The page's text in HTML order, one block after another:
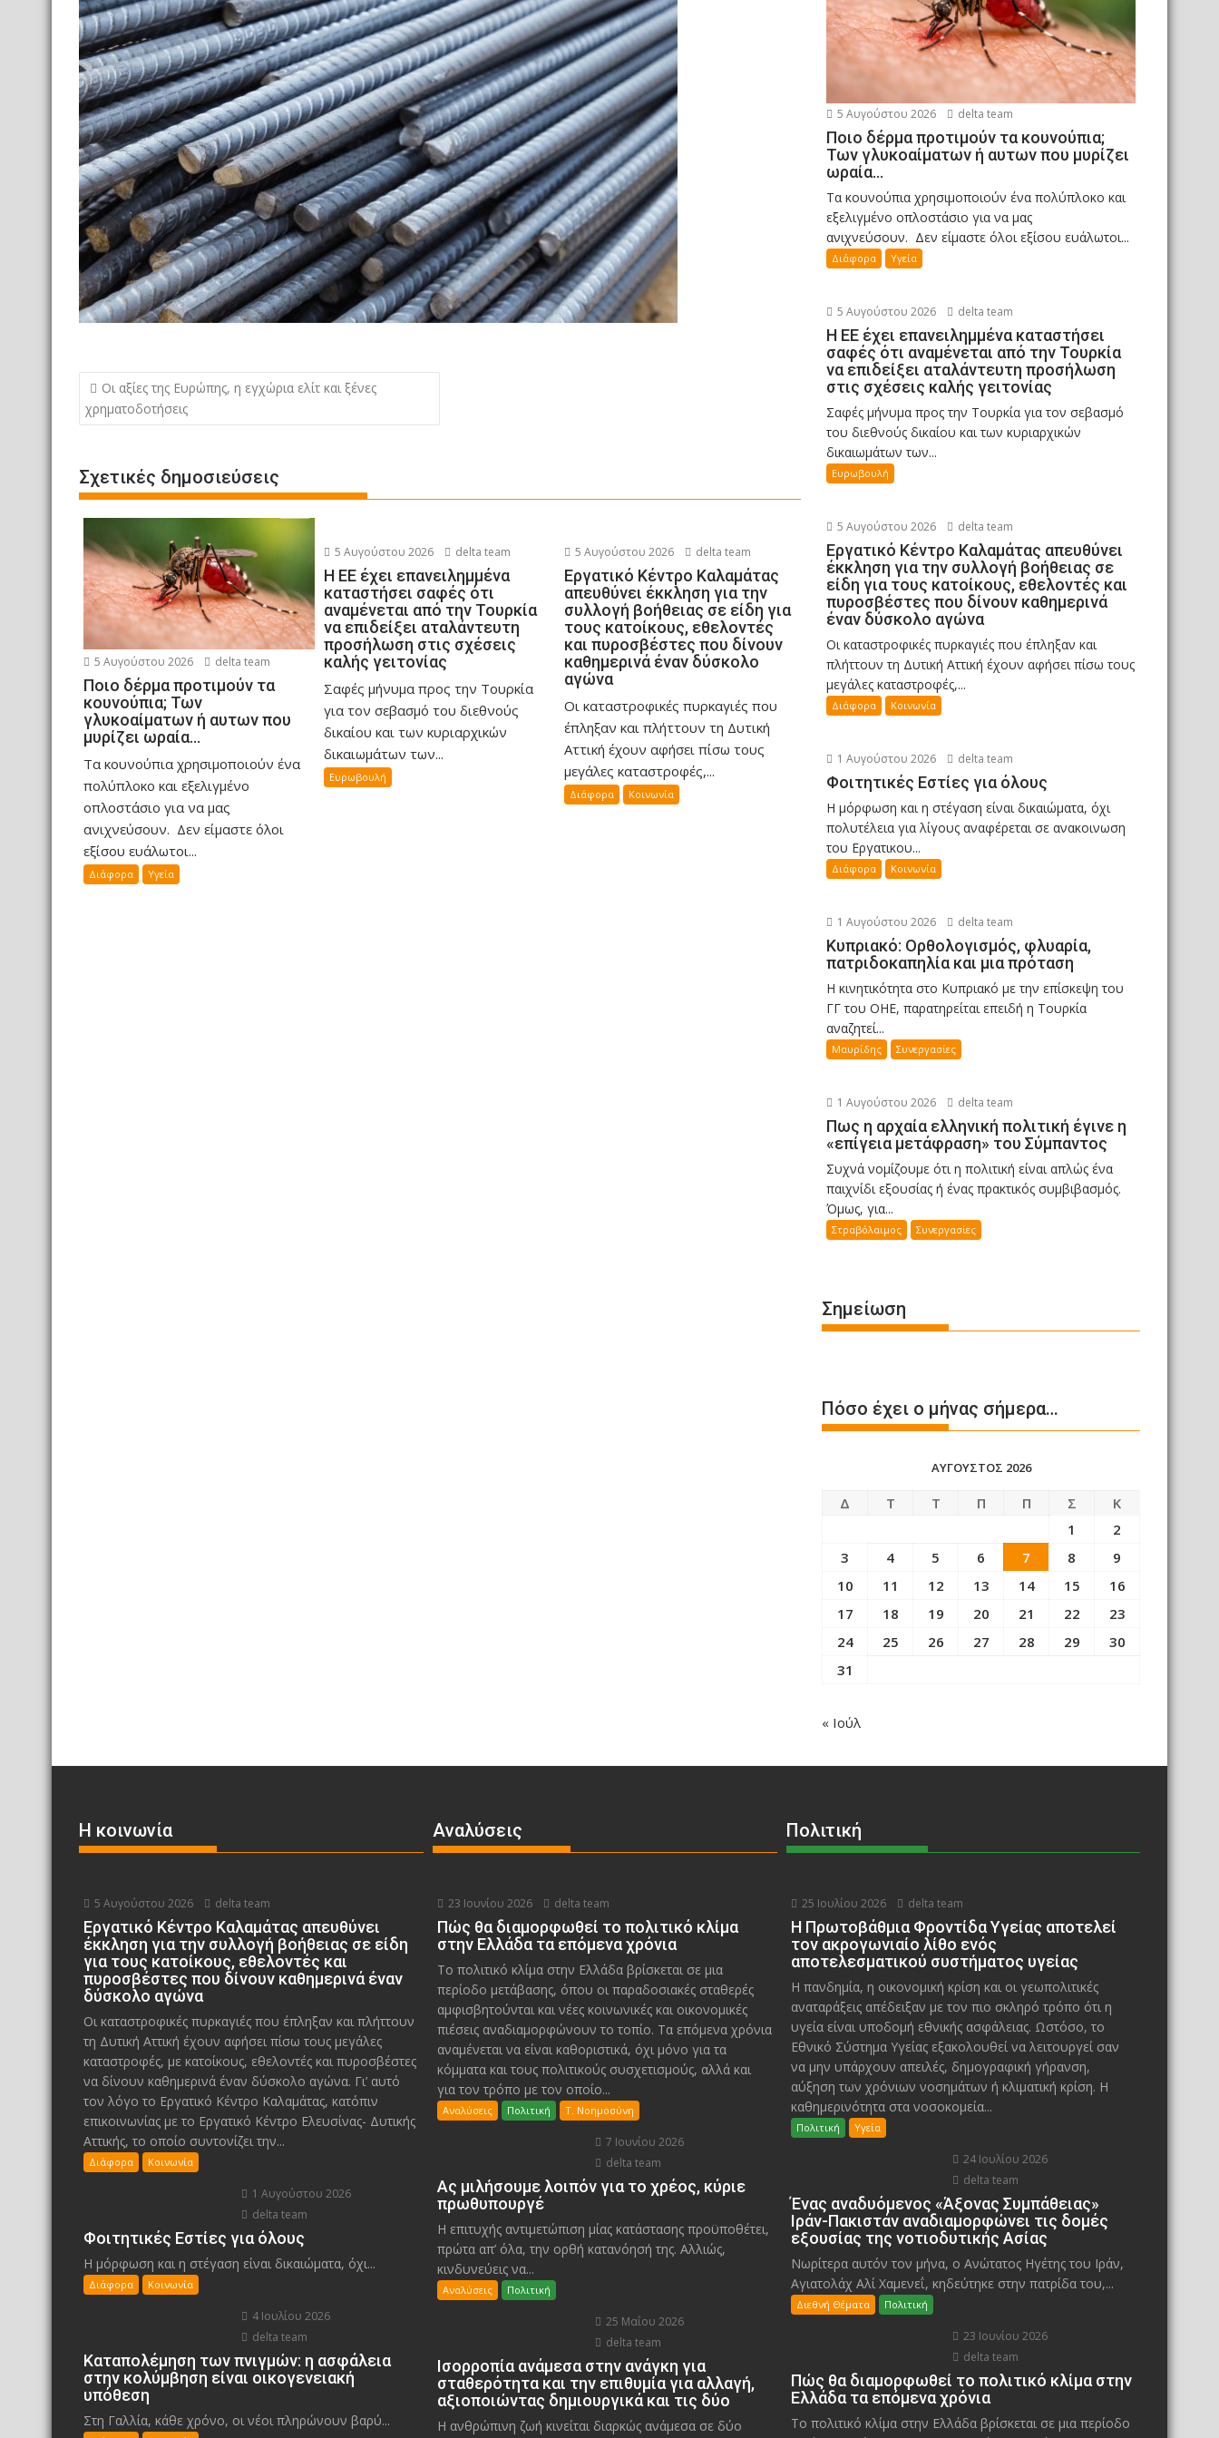
Πλοήγηση
άρθρων
Οι αξίες της Ευρώπης, η εγχώρια ελίτ και ξένες
χρηματοδοτήσεις
Σχετικές δημοσιεύσεις
5 Αυγούστου 2026 delta team
Ποιο δέρμα προτιμούν τα
κουνούπια; Των
γλυκοαίματων ή αυτων που
μυρίζει ωραία…
Τα κουνούπια χρησιμοποιούν ένα
πολύπλοκο και εξελιγμένο
οπλοστάσιο για να μας
ανιχνεύσουν. Δεν είμαστε όλοι
εξίσου ευάλωτοι...
Διάφορα Υγεία
5 Αυγούστου 2026 delta team
Η ΕΕ έχει επανειλημμένα
καταστήσει σαφές ότι
αναμένεται από την Τουρκία
να επιδείξει αταλάντευτη
προσήλωση στις σχέσεις
καλής γειτονίας
Σαφές μήνυμα προς την Τουρκία
για τον σεβασμό του διεθνούς
δικαίου και των κυριαρχικών
δικαιωμάτων των...
Ευρωβουλή
5 Αυγούστου 2026 delta team
Εργατικό Κέντρο Καλαμάτας
απευθύνει έκκληση για την
συλλογή βοήθειας σε είδη για
τους κατοίκους, εθελοντές
και πυροσβέστες που δίνουν
καθημερινά έναν δύσκολο
αγώνα
Οι καταστροφικές πυρκαγιές που
έπληξαν και πλήττουν τη Δυτική
Αττική έχουν αφήσει πίσω τους
μεγάλες καταστροφές,...
Διάφορα Κοινωνία
5 Αυγούστου 2026 delta team
Ποιο δέρμα προτιμούν τα κουνούπια;
Των γλυκοαίματων ή αυτων που μυρίζει
ωραία…
Τα κουνούπια χρησιμοποιούν ένα πολύπλοκο και
εξελιγμένο οπλοστάσιο για να μας
ανιχνεύσουν. Δεν είμαστε όλοι εξίσου ευάλωτοι...
Διάφορα Υγεία
5 Αυγούστου 2026 delta team
Η ΕΕ έχει επανειλημμένα καταστήσει
σαφές ότι αναμένεται από την Τουρκία
να επιδείξει αταλάντευτη προσήλωση
στις σχέσεις καλής γειτονίας
Σαφές μήνυμα προς την Τουρκία για τον σεβασμό
του διεθνούς δικαίου και των κυριαρχικών
δικαιωμάτων των...
Ευρωβουλή
5 Αυγούστου 2026 delta team
Εργατικό Κέντρο Καλαμάτας απευθύνει
έκκληση για την συλλογή βοήθειας σε
είδη για τους κατοίκους, εθελοντές και
πυροσβέστες που δίνουν καθημερινά
έναν δύσκολο αγώνα
Οι καταστροφικές πυρκαγιές που έπληξαν και
πλήττουν τη Δυτική Αττική έχουν αφήσει πίσω τους
μεγάλες καταστροφές,...
Διάφορα Κοινωνία
1 Αυγούστου 2026 delta team
Φοιτητικές Εστίες για όλους
Η μόρφωση και η στέγαση είναι δικαιώματα, όχι
πολυτέλεια για λίγους αναφέρεται σε ανακοινωση
του Εργατικου...
Διάφορα Κοινωνία
1 Αυγούστου 2026 delta team
Κυπριακό: Ορθολογισμός, φλυαρία,
πατριδοκαπηλία και μια πρόταση
Η κινητικότητα στο Κυπριακό με την επίσκεψη του
ΓΓ του ΟΗΕ, παρατηρείται επειδή η Τουρκία
αναζητεί...
Μαυρίδης Συνεργασίες
1 Αυγούστου 2026 delta team
Πως η αρχαία ελληνική πολιτική έγινε η
«επίγεια μετάφραση» του Σύμπαντος
Συχνά νομίζουμε ότι η πολιτική είναι απλώς ένα
παιχνίδι εξουσίας ή ένας πρακτικός συμβιβασμός.
Όμως, για...
Στραβόλαιμος Συνεργασίες
Σημείωση
Πόσο έχει ο μήνας σήμερα…
ΑΎΓΟΥΣΤΟΣ 2026
Δ Τ Τ Π Π Σ
Κ
1
2
3
4 5 6 7 8
9
10
11 12 13 14 15
16
17
18 19 20 21 22
23
24
25 26 27 28 29
30
31
« Ιούλ
Η κοινωνία
5 Αυγούστου 2026 delta team
Εργατικό Κέντρο Καλαμάτας απευθύνει
έκκληση για την συλλογή βοήθειας σε είδη
για τους κατοίκους, εθελοντές και
πυροσβέστες που δίνουν καθημερινά έναν
δύσκολο αγώνα
Οι καταστροφικές πυρκαγιές που έπληξαν και πλήττουν
τη Δυτική Αττική έχουν αφήσει πίσω τους μεγάλες
καταστροφές, με κατοίκους, εθελοντές και πυροσβέστες
να δίνουν καθημερινά έναν δύσκολο αγώνα. Γι’ αυτό
τον λόγο το Εργατικό Κέντρο Καλαμάτας, κατόπιν
επικοινωνίας με το Εργατικό Κέντρο Ελευσίνας- Δυτικής
Αττικής, το οποίο συντονίζει την...
Διάφορα Κοινωνία
1 Αυγούστου 2026
delta team
Φοιτητικές Εστίες για όλους
Η μόρφωση και η στέγαση είναι δικαιώματα, όχι...
Διάφορα Κοινωνία
4 Ιουλίου 2026
delta team
Καταπολέμηση των πνιγμών: η ασφάλεια
στην κολύμβηση είναι οικογενειακή
υπόθεση
Στη Γαλλία, κάθε χρόνο, οι νέοι πληρώνουν βαρύ...
Αναλύσεις
23 Ιουνίου 2026 delta team
Πώς θα διαμορφωθεί το πολιτικό κλίμα
στην Ελλάδα τα επόμενα χρόνια
Το πολιτικό κλίμα στην Ελλάδα βρίσκεται σε μια
περίοδο μετάβασης, όπου οι παραδοσιακές σταθερές
αμφισβητούνται και νέες κοινωνικές και οικονομικές
πιέσεις αναδιαμορφώνουν το τοπίο. Τα επόμενα χρόνια
αναμένεται να είναι καθοριστικά, όχι μόνο για τα
κόμματα και τους πολιτικούς συσχετισμούς, αλλά και
για τον τρόπο με τον οποίο...
Αναλύσεις Πολιτική Τ. Νοημοσύνη
7 Ιουνίου 2026
delta team
Ας μιλήσουμε λοιπόν για το χρέος, κύριε
πρωθυπουργέ
Η επιτυχής αντιμετώπιση μίας κατάστασης προϋποθέτει,
πρώτα απ’ όλα, την ορθή κατανόησή της. Αλλιώς,
κινδυνεύεις να...
Αναλύσεις Πολιτική
25 Μαΐου 2026
delta team
Ισορροπία ανάμεσα στην ανάγκη για
σταθερότητα και την επιθυμία για αλλαγή,
αξιοποιώντας δημιουργικά και τις δύο
Η ανθρώπινη ζωή κινείται διαρκώς ανάμεσα σε δύο
Πολιτική
25 Ιουλίου 2026 delta team
Η Πρωτοβάθμια Φροντίδα Υγείας αποτελεί
τον ακρογωνιαίο λίθο ενός
αποτελεσματικού συστήματος υγείας
Η πανδημία, η οικονομική κρίση και οι γεωπολιτικές
αναταράξεις απέδειξαν με τον πιο σκληρό τρόπο ότι η
υγεία είναι υποδομή εθνικής ασφάλειας. Ωστόσο, το
Εθνικό Σύστημα Υγείας εξακολουθεί να λειτουργεί σαν
να μην υπάρχουν απειλές, δημογραφική γήρανση,
αύξηση των χρόνιων νοσημάτων ή κλιματική κρίση. Η
καθημερινότητα στα νοσοκομεία...
Πολιτική Υγεία
24 Ιουλίου 2026
delta team
Ένας αναδυόμενος «Άξονας Συμπάθειας»
Ιράν-Πακιστάν αναδιαμορφώνει τις δομές
εξουσίας της νοτιοδυτικής Ασίας
Νωρίτερα αυτόν τον μήνα, ο Ανώτατος Ηγέτης του Ιράν,
Αγιατολάχ Αλί Χαμενεΐ, κηδεύτηκε στην πατρίδα του,...
Διεθνή Θέματα Πολιτική
23 Ιουνίου 2026
delta team
Πώς θα διαμορφωθεί το πολιτικό κλίμα στην
Ελλάδα τα επόμενα χρόνια
Το πολιτικό κλίμα στην Ελλάδα βρίσκεται σε μια περίοδο